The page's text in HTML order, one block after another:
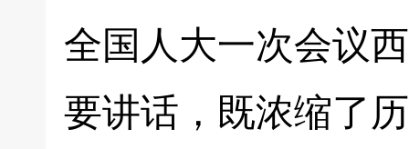
全国人大一次会议
要讲话，既浓缩了